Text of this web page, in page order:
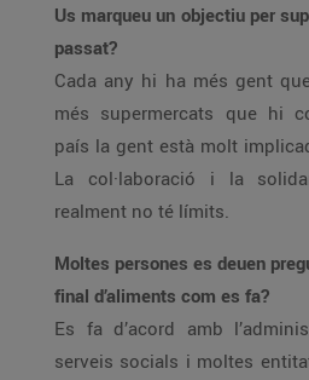
Us marqueu un objectiu per
passat?
Cada any hi ha més gent
més supermercats que hi
país la gent està molt
La col·laboració i la
realment no té límits.
Moltes persones es deuen
final d’aliments com es fa?
Es fa d’acord amb
serveis socials i moltes